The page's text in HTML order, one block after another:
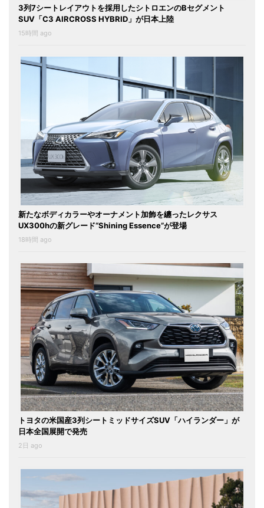
3列7シートレイアウトを採用したシトロエンのBセグメント
SUV「C3 AIRCROSS HYBRID」が日本上陸
15時間 ago
新たなボディカラーやオーナメント加飾を纏ったレクサス
UX300hの新グレード“Shining Essence”が登場
18時間 ago
トヨタの米国産3列シートミッドサイズSUV「ハイランダー」が
日本全国展開で発売
2日 ago